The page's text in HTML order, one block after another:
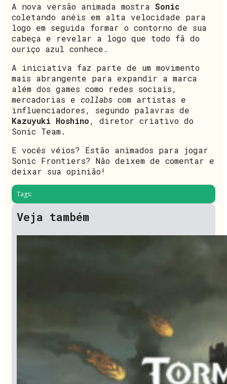
A nova versão animada mostra Sonic
coletando anéis em alta velocidade para
logo em seguida formar o contorno de sua
cabeça e revelar a logo que todo fã do
ouriço azul conhece.
A iniciativa faz parte de um movimento
mais abrangente para expandir a marca
além dos games como redes sociais,
mercadorias e collabs com artistas e
influenciadores, segundo palavras de
Kazuyuki Hoshino, diretor criativo do
Sonic Team.
E vocês véios? Estão animados para jogar
Sonic Frontiers? Não deixem de comentar e
deixar sua opinião!
Tags:
Veja também